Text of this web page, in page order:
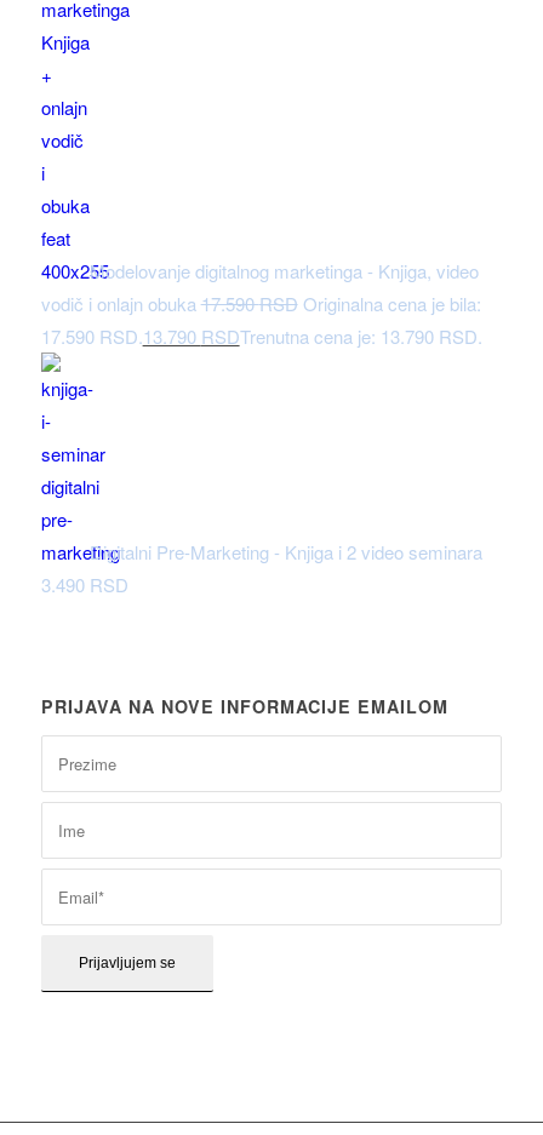
Modelovanje digitalnog marketinga - Knjiga, video
vodič i onlajn obuka 17.590RSD Originalna cena je bila:
17.590 RSD.13.790 RSDTrenutna cena je: 13.790 RSD.
Digitalni Pre-Marketing - Knjiga i 2 video seminara
3.490 RSD
PRIJAVA NA NOVE INFORMACIJE EMAILOM